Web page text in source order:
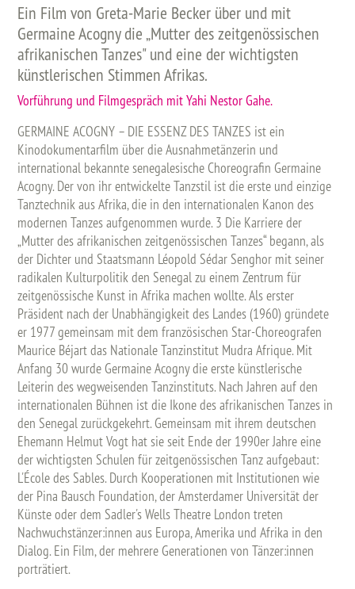
Ein Film von Greta-Marie Becker über und mit
Germaine Acogny die „Mutter des zeitgenössischen
afrikanischen Tanzes" und eine der wichtigsten
künstlerischen Stimmen Afrikas.
Vorführung und Filmgespräch mit Yahi Nestor Gahe.
GERMAINE ACOGNY – DIE ESSENZ DES TANZES ist ein
Kinodokumentarfilm über die Ausnahmetänzerin und
international bekannte senegalesische Choreografin Germaine
Acogny. Der von ihr entwickelte Tanzstil ist die erste und einzige
Tanztechnik aus Afrika, die in den internationalen Kanon des
modernen Tanzes aufgenommen wurde. 3 Die Karriere der
„Mutter des afrikanischen zeitgenössischen Tanzes“ begann, als
der Dichter und Staatsmann Léopold Sédar Senghor mit seiner
radikalen Kulturpolitik den Senegal zu einem Zentrum für
zeitgenössische Kunst in Afrika machen wollte. Als erster
Präsident nach der Unabhängigkeit des Landes (1960) gründete
er 1977 gemeinsam mit dem französischen Star-Choreografen
Maurice Béjart das Nationale Tanzinstitut Mudra Afrique. Mit
Anfang 30 wurde Germaine Acogny die erste künstlerische
Leiterin des wegweisenden Tanzinstituts. Nach Jahren auf den
internationalen Bühnen ist die Ikone des afrikanischen Tanzes in
den Senegal zurückgekehrt. Gemeinsam mit ihrem deutschen
Ehemann Helmut Vogt hat sie seit Ende der 1990er Jahre eine
der wichtigsten Schulen für zeitgenössischen Tanz aufgebaut:
L'École des Sables. Durch Kooperationen mit Institutionen wie
der Pina Bausch Foundation, der Amsterdamer Universität der
Künste oder dem Sadler's Wells Theatre London treten
Nachwuchstänzer:innen aus Europa, Amerika und Afrika in den
Dialog. Ein Film, der mehrere Generationen von Tänzer:innen
porträtiert.